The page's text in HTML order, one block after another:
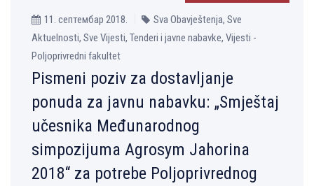
11. септембар 2018.
Sva Obavještenja, Sve
Aktuelnosti, Sve Vijesti, Tenderi i javne nabavke, Vijesti -
Poljoprivredni fakultet
Pismeni poziv za dostavlјanje
ponuda za javnu nabavku: „Smještaj
učesnika Međunarodnog
simpozijuma Agrosym Jahorina
2018“ za potrebe Polјoprivrednog